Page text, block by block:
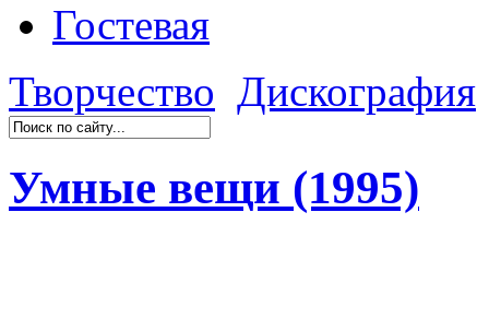
Гостевая
Творчество Дискография
Умные вещи (1995)